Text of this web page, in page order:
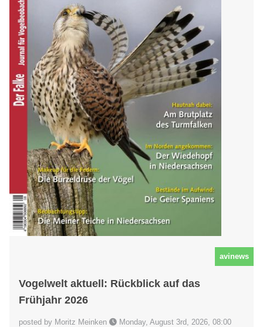
avinews
Vogelwelt aktuell: Rückblick auf das
Frühjahr 2026
posted by Moritz Meinken Monday, August 3rd, 2026, 08:00